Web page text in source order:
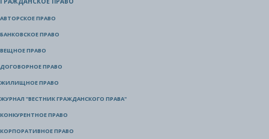
АВТОРСКОЕ ПРАВО
БАНКОВСКОЕ ПРАВО
ВЕЩНОЕ ПРАВО
ДОГОВОРНОЕ ПРАВО
ЖИЛИЩНОЕ ПРАВО
ЖУРНАЛ "ВЕСТНИК ГРАЖДАНСКОГО ПРАВА"
КОНКУРЕНТНОЕ ПРАВО
КОРПОРАТИВНОЕ ПРАВО